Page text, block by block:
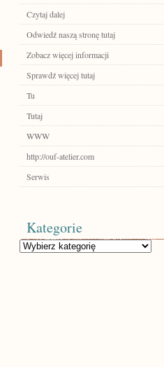
Czytaj dalej
Odwiedź naszą stronę tutaj
Zobacz więcej informacji
Sprawdź więcej tutaj
Tu
Tutaj
WWW
http://ouf-atelier.com
Serwis
Kategorie
Kategorie